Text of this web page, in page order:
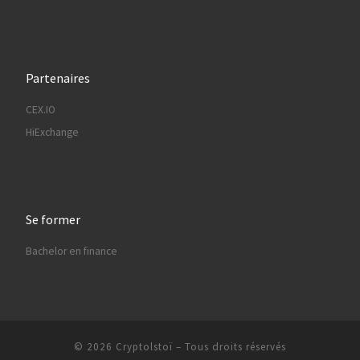
Partenaires
CEX.IO
HiExchange
Se former
Bachelor en finance
© 2026 Cryptolstoï – Tous droits réservés